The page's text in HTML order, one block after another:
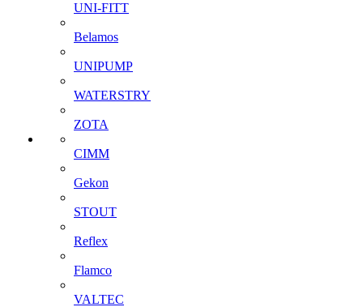
UNI-FITT
Belamos
UNIPUMP
WATERSTRY
ZOTA
CIMM
Gekon
STOUT
Reflex
Flamco
VALTEC